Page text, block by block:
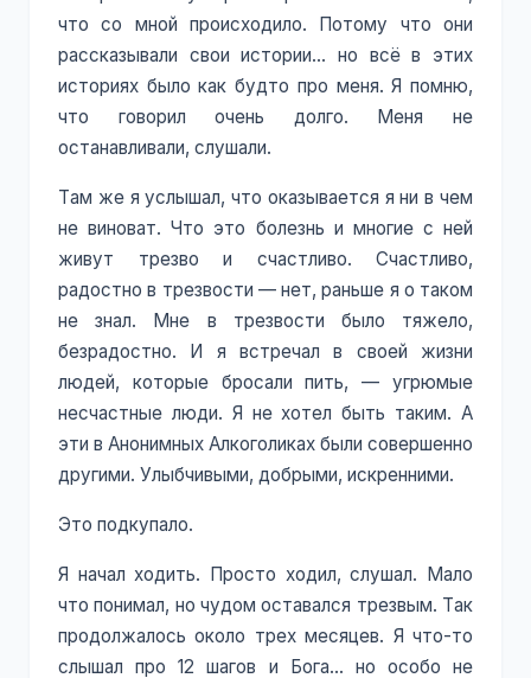
что со мной происходило. Потому что они
рассказывали свои истории... но всё в этих
историях было как будто про меня. Я помню,
что говорил очень долго. Меня не
останавливали, слушали.
Там же я услышал, что оказывается я ни в чем
не виноват. Что это болезнь и многие с ней
живут трезво и счастливо. Счастливо,
радостно в трезвости — нет, раньше я о таком
не знал. Мне в трезвости было тяжело,
безрадостно. И я встречал в своей жизни
людей, которые бросали пить, — угрюмые
несчастные люди. Я не хотел быть таким. А
эти в Анонимных Алкоголиках были совершенно
другими. Улыбчивыми, добрыми, искренними.
Это подкупало.
Я начал ходить. Просто ходил, слушал. Мало
что понимал, но чудом оставался трезвым. Так
продолжалось около трех месяцев. Я что-то
слышал про 12 шагов и Бога... но особо не